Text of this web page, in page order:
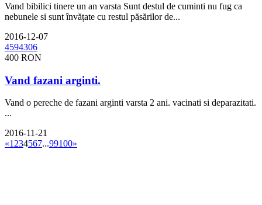
Vand bibilici tinere un an varsta Sunt destul de cuminti nu fug ca
nebunele si sunt învățate cu restul păsărilor de...
2016-12-07
400 RON
Vand fazani arginti.
Vand o pereche de fazani arginti varsta 2 ani. vacinati si deparazitati.
...
2016-11-21
«1 234567...99100»